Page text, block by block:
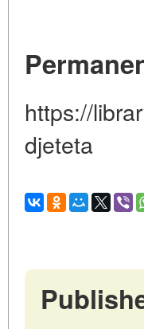
https://
djeteta